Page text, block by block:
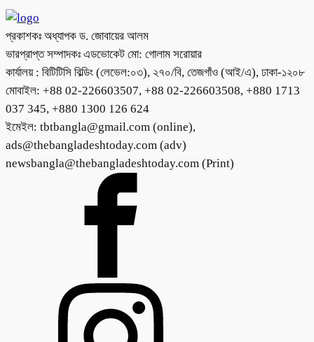
প্রকাশকঃ অধ্যাপক ড. জোবায়ের আলম
ভারপ্রাপ্ত সম্পাদকঃ এডভোকেট মো: গোলাম সরোয়ার
কার্যালয় : বিটিটিসি বিল্ডিং (লেভেল:০৩), ২৭০/বি, তেজগাঁও (আই/এ), ঢাকা-১২০৮
মোবাইল: +88 02-226603507, +88 02-226603508, +880 1713
037 345, +880 1300 126 624
ইমেইল: tbtbangla@gmail.com (online),
ads@thebangladeshtoday.com (adv)
newsbangla@thebangladeshtoday.com (Print)